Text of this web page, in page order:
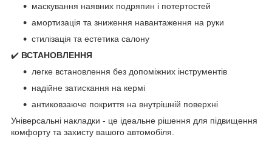
маскування наявних подряпин і потертостей
амортизація та зниження навантаження на руки
стилізація та естетика салону
✔️ ВСТАНОВЛЕННЯ
легке встановлення без допоміжних інструментів
надійне затискання на кермі
антиковзаюче покриття на внутрішній поверхні
Універсальні накладки - це ідеальне рішення для підвищення
комфорту та захисту вашого автомобіля.